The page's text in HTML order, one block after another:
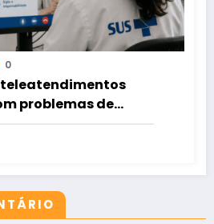
0
teleatendimentos
problemas de